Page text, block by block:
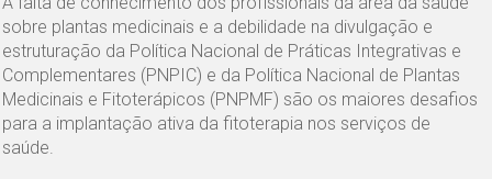
sobre plantas medicinais e a debilidade na divulgação e
estruturação da Política Nacional de Práticas Integrativas e
Complementares (PNPIC) e da Política Nacional de Plantas
Medicinais e Fitoterápicos (PNPMF) são os maiores desafios
para a implantação ativa da fitoterapia nos serviços de
saúde.